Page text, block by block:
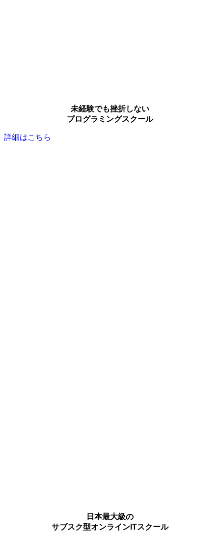
未経験でも挫折しない
プログラミングスクール
詳細はこちら
日本最大級の
サブスク型オンラインITスクール